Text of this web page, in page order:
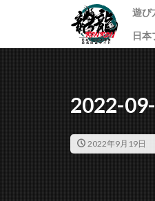
遊び
龍
ル
課
日本
2022-
2022年9月19日